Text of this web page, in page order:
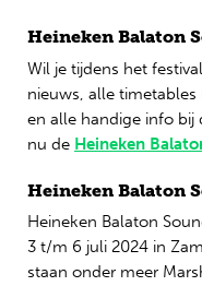
Heineken Balaton
Wil je tijdens het
nieuws, alle
en alle handige info bij
nu de Heineken
Heineken Balaton
Heineken Balaton
3 t/m 6 juli 2024 in
staan onder meer